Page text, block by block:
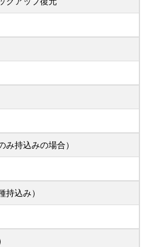
み持込みの場合）
持込み）